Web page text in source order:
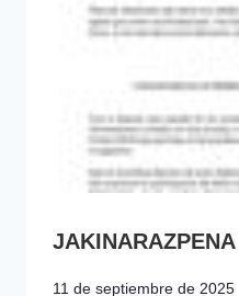
11 de septiembre de 2025